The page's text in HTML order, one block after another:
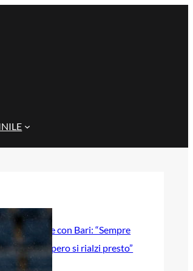
e il legame con Bari: “Sempre
mio cuore, spero si rialzi presto”